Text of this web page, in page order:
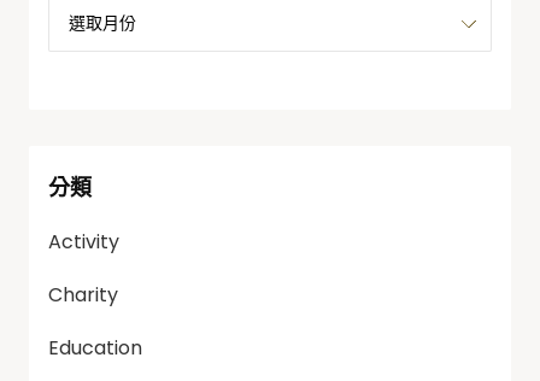
分類
Activity
Charity
Education